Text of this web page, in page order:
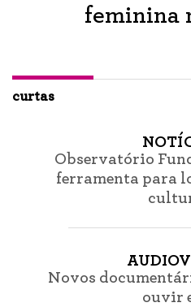
feminina
curtas
Observatório
ferramenta para
Novos
ouvir